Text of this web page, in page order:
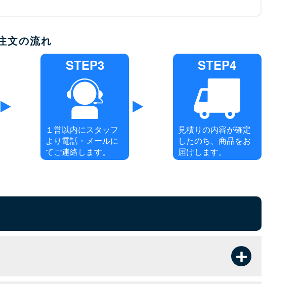
文の流れ
STEP3
１営以内にスタッフ
より電話・メールに
てご連絡します。
STEP4
見積りの内容が確定
したのち、商品をお
届けします。